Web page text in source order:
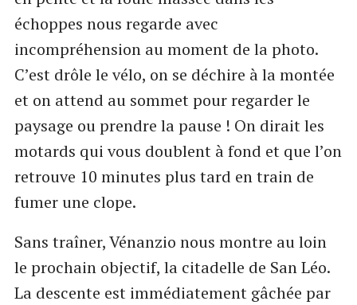
échoppes nous regarde avec
incompréhension au moment de la photo.
C’est drôle le vélo, on se déchire à la montée
et on attend au sommet pour regarder le
paysage ou prendre la pause ! On dirait les
motards qui vous doublent à fond et que l’on
retrouve 10 minutes plus tard en train de
fumer une clope.
Sans traîner, Vénanzio nous montre au loin
le prochain objectif, la citadelle de San Léo.
La descente est immédiatement gâchée par